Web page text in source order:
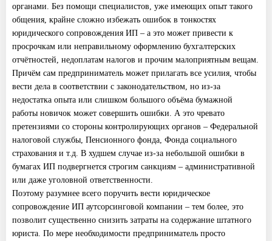
органами. Без помощи специалистов, уже имеющих опыт такого
общения, крайне сложно избежать ошибок в тонкостях
юридического сопровождения ИП – а это может привести к
просрочкам или неправильному оформлению бухгалтерских
отчётностей, недоплатам налогов и прочим малоприятным вещам.
Причём сам предприниматель может прилагать все усилия, чтобы
вести дела в соответствии с законодательством, но из-за
недостатка опыта или слишком большого объёма бумажной
работы новичок может совершить ошибки. А это чревато
претензиями со стороны контролирующих органов – Федеральной
налоговой службы, Пенсионного фонда, Фонда социального
страхования и т.д. В худшем случае из-за небольшой ошибки в
бумагах ИП подвергнется строгим санкциям – административной
или даже уголовной ответственности.
Поэтому разумнее всего поручить вести юридическое
сопровождение ИП аутсорсинговой компании – тем более, это
позволит существенно снизить затраты на содержание штатного
юриста. По мере необходимости предприниматель просто